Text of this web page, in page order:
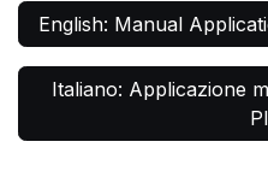
English: Manual
Italiano: Applicazione